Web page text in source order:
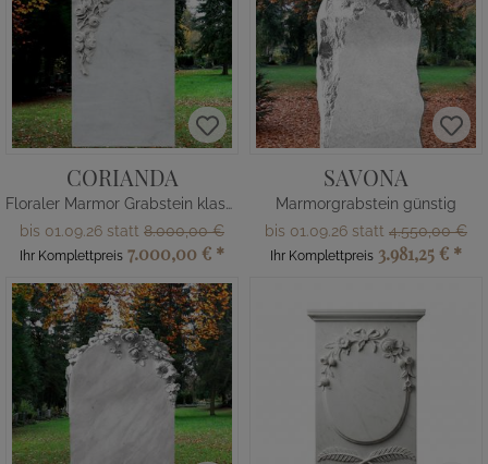
CORIANDA
Floraler Marmor Grabstein klassisch
bis 01.09.26 statt 8.000,00 €
Ihr Komplettpreis 7.000,00 € *
SAVONA
Marmorgrabstein günstig
bis 01.09.26 statt 4.550,00 €
Ihr Komplettpreis 3.981,25 € *